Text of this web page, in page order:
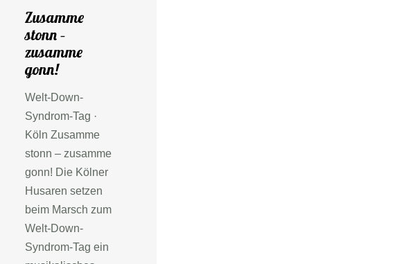
Zusamme
stonn –
zusamme
gonn!
Welt-Down-
Syndrom-Tag ·
Köln Zusamme
stonn – zusamme
gonn! Die Kölner
Husaren setzen
beim Marsch zum
Welt-Down-
Syndrom-Tag ein